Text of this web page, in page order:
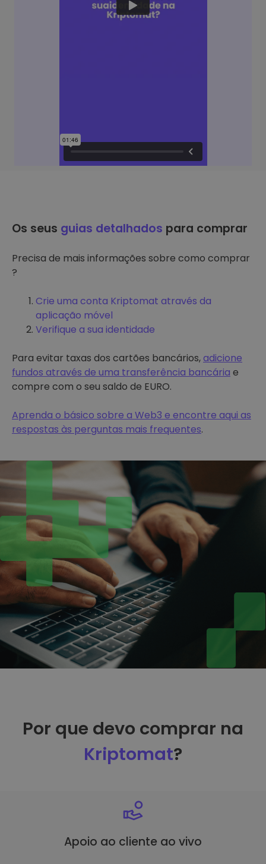
Os seus guias detalhados para comprar
Precisa de mais informações sobre como comprar
?
Crie uma conta Kriptomat através da
aplicação móvel
Verifique a sua identidade
Para evitar taxas dos cartões bancários,adicione
fundos através de uma transferência bancária e
compre com o seu saldo de EURO.
Aprenda o básico sobre a Web3 e encontre aqui as
respostas às perguntas mais frequentes.
Por que devo comprar na
Kriptomat?
Apoio ao cliente ao vivo